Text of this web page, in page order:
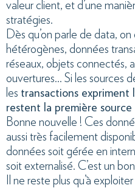
valeur client, et d’une
stratégies.
Dès qu’on parle de data,
hétérogènes, données
réseaux, objets connectés,
ouvertures… Si les sources
les transactions
restent la première
Bonne nouvelle ! Ces
aussi très facilement
données soit gérée en
soit externalisé. C’est un
Il ne reste plus qu’à